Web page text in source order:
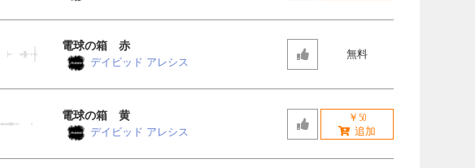
電球の箱 赤
デイビッド アレシス
無料
電球の箱 黄
デイビッド アレシス
￥50